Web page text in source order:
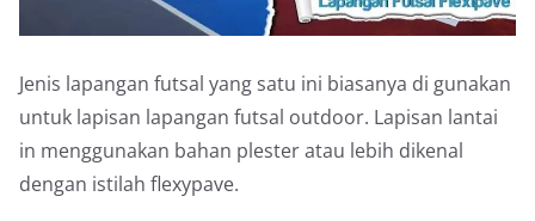
Jenis lapangan futsal yang satu ini biasanya di gunakan
untuk lapisan lapangan futsal outdoor. Lapisan lantai
in menggunakan bahan plester atau lebih dikenal
dengan istilah flexypave.